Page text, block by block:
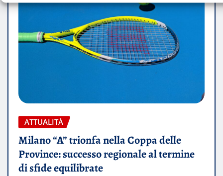
ATTUALITÀ
Milano “A” trionfa nella Coppa delle
Province: successo regionale al termine
di sfide equilibrate